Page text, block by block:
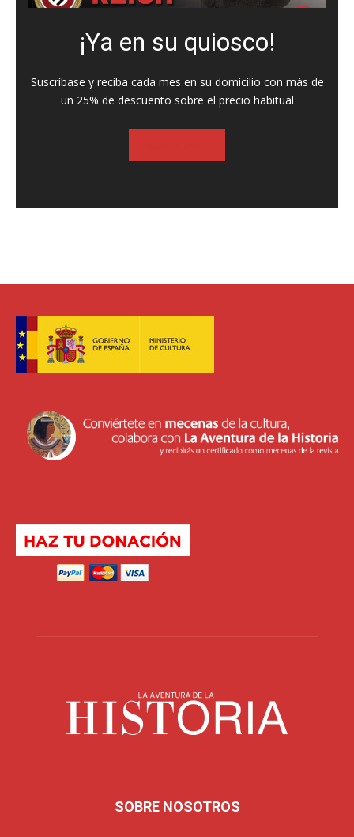
¡Ya en su quiosco!
Suscríbase y reciba cada mes en su domicilio con más de
un 25% de descuento sobre el precio habitual
SOBRE NOSOTROS